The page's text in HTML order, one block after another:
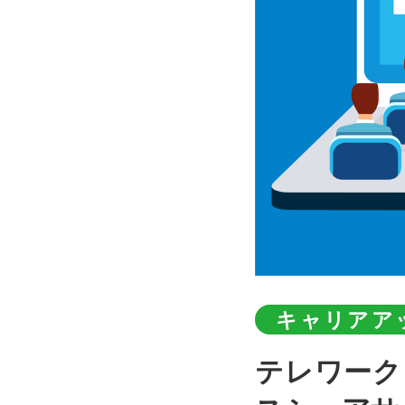
キャリアア
テレワーク・リモートワークをより快適にするスペー